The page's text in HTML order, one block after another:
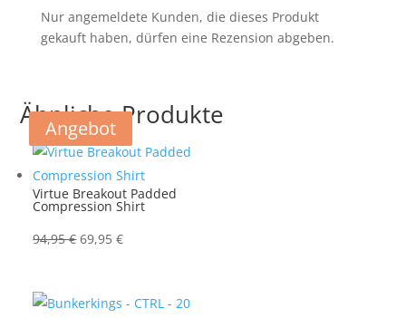
Nur angemeldete Kunden, die dieses Produkt
gekauft haben, dürfen eine Rezension abgeben.
Ähnliche Produkte
Angebot
Virtue Breakout Padded
Compression Shirt
94,95€Ursprünglicher
94,95 €
69,95€Aktueller
69,95 €.
Angebot